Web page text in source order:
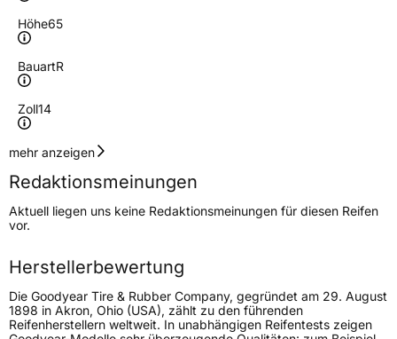
Höhe65
BauartR
Zoll14
Geschwindigkeitsindex
Höchstgeschwindigkeit
190 km/h
Lastindex79
Höchstlast437 kg
Generelle Merkmale
FahrzeugtypPKW
mehr anzeigen
Redaktionsmeinungen
Aktuell liegen uns keine Redaktionsmeinungen für diesen Reifen
vor.
Herstellerbewertung
Die Goodyear Tire & Rubber Company, gegründet am 29. August
1898 in Akron, Ohio (USA), zählt zu den führenden
Reifenherstellern weltweit. In unabhängigen Reifentests zeigen